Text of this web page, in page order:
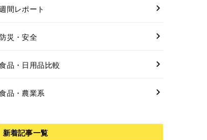
間レポート
防災・安全
品・日用品比較
品・農業系
新着記事一覧